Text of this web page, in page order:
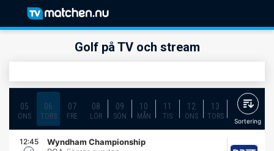
Golf på TV och stream
05
ONS
06
TORS
07
FRE
08
LÖR
09
SÖN
10
MÅN
11
TIS
12
ONS
13
TORS
14
FRE
Sortering
12:45
Wyndham Championship